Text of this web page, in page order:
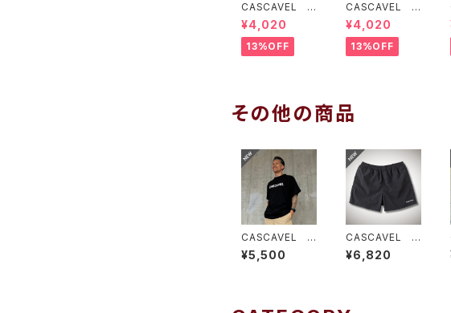
CASCAVEL ス
タンダードプラク
ティスシャツ ラ
イトピンクブラッ
ク
¥4,020
13%OFF
CASCAVEL ス
タンダードプラク
ティスシャツ ラ
イトベージュ
¥4,020
13%OFF
その他の商品
CASCAVEL プ
レミアムスタンダ
ードTEE ブラ
¥5,500
CASCAVEL ナ
イロンワイドショ
ーツ ブラック
¥6,820